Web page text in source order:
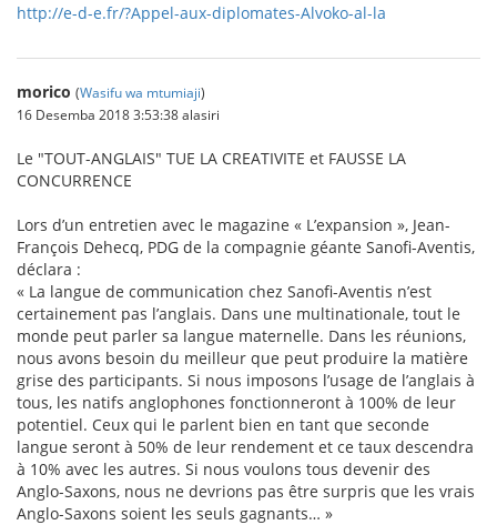
http://e-d-e.fr/?Appel-aux-diplomates-Alvoko-al-la
morico (Wasifu wa mtumiaji)
16 Desemba 2018 3:53:38 alasiri
Le "TOUT-ANGLAIS" TUE LA CREATIVITE et FAUSSE LA
CONCURRENCE
Lors d’un entretien avec le magazine « L’expansion », Jean-
François Dehecq, PDG de la compagnie géante Sanofi-Aventis,
déclara :
« La langue de communication chez Sanofi-Aventis n’est
certainement pas l’anglais. Dans une multinationale, tout le
monde peut parler sa langue maternelle. Dans les réunions,
nous avons besoin du meilleur que peut produire la matière
grise des participants. Si nous imposons l’usage de l’anglais à
tous, les natifs anglophones fonctionneront à 100% de leur
potentiel. Ceux qui le parlent bien en tant que seconde
langue seront à 50% de leur rendement et ce taux descendra
à 10% avec les autres. Si nous voulons tous devenir des
Anglo-Saxons, nous ne devrions pas être surpris que les vrais
Anglo-Saxons soient les seuls gagnants… »